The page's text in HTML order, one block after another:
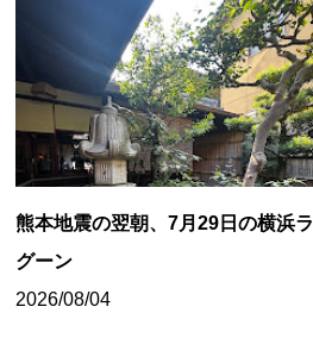
熊本地震の翌朝、7月29日の横浜ラ
グーン
2026/08/04